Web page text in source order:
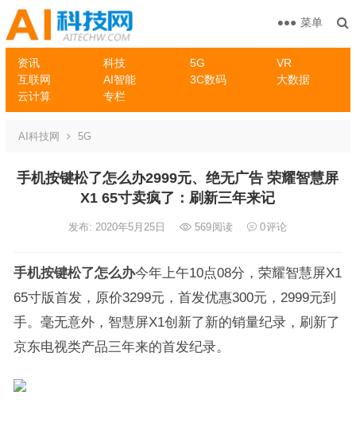
资讯 科技 5G
VR
互联网
AI智能 3C数码
大数据
云计算
专栏
菜单
AI科技网 5G
手机按键松了怎么办2999元、绝无广告 荣耀智慧屏
X1 65寸卖疯了：刷新三年来记
发布: 2020年5月25日 569阅读 0评论
手机按键松了怎么办今年上午10点08分，荣耀智慧屏X1
65寸版首发，原价3299元，首发优惠300元，2999元到
手。毫无意外，智慧屏X1创新了新的销量纪录，刷新了
京东电视类产品三年来的首发纪录。